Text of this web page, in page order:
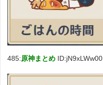
485:原神まとめ ID:jN9xLWw00